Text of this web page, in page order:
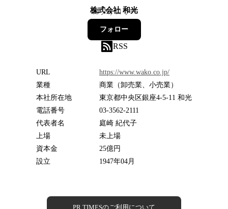
株式会社 和光
40フォロワー
フォロー
RSS
URL
https://www.wako.co.jp/
業種
商業（卸売業、小売業）
本社所在地
東京都中央区銀座4-5-11 和光
電話番号
03-3562-2111
代表者名
庭崎 紀代子
上場
未上場
資本金
25億円
設立
1947年04月
PR TIMESのご利用について